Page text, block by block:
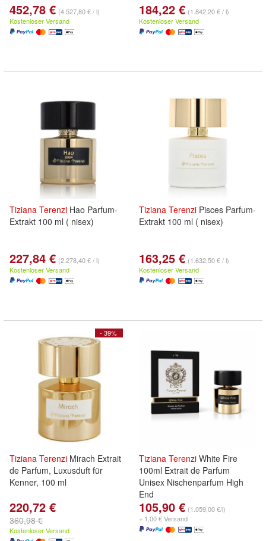
452,78 € (4.527,80 € / l)
Kostenloser Versand
184,22 € (1.842,20 € / l)
Kostenloser Versand
Tiziana Terenzi Hao Parfum-
Extrakt 100 ml ( nisex)
227,84 € (2.278,40 € / l)
Kostenloser Versand
Tiziana Terenzi Pisces Parfum-
Extrakt 100 ml ( nisex)
163,25 € (1.632,50 € / l)
Kostenloser Versand
- 39%
Tiziana Terenzi Mirach Extrait
de Parfum, Luxusduft für
Kenner, 100 ml
220,72 €
360,98 €
Kostenloser Versand
Tiziana Terenzi White Fire
100ml Extrait de Parfum
Unisex Nischenparfum High
End
105,90 € (1.059,00 €/l)
+ 1,00 € Versand